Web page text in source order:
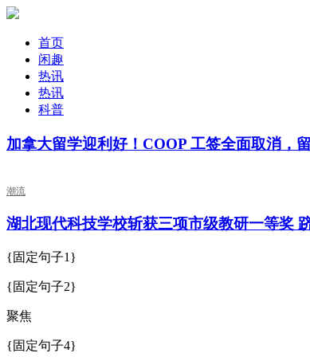
首页
闲趣
热讯
热讯
科普
加拿大留学迎利好！COOP 工签全面取消，
潮流
湖北现代科技学校斩获三项市级教研一等奖
{固定句子1}
{固定句子2}
聚焦
{固定句子4}